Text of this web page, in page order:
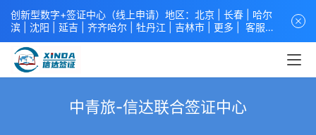
中青旅-信达联合签证中心
创新型数字+签证中心（线上申请）地区：北京 | 长春
哈尔
滨
沈阳 延吉 | 齐齐哈尔 | 牡丹江 吉林市 | 更多 | 客服中
心
中青旅信达联合签证中心
学签证 商务签证 探亲签证 旅游签证 涉外公证 外交部认证 单
（双认证），海牙认证。微信一对一咨询：xindavisa或
提供服务机构：信达出入境服务有限公司/中青国际旅行社有限
.专业：留学签证 商务签证 探亲签证 旅游签证 涉外公证 外